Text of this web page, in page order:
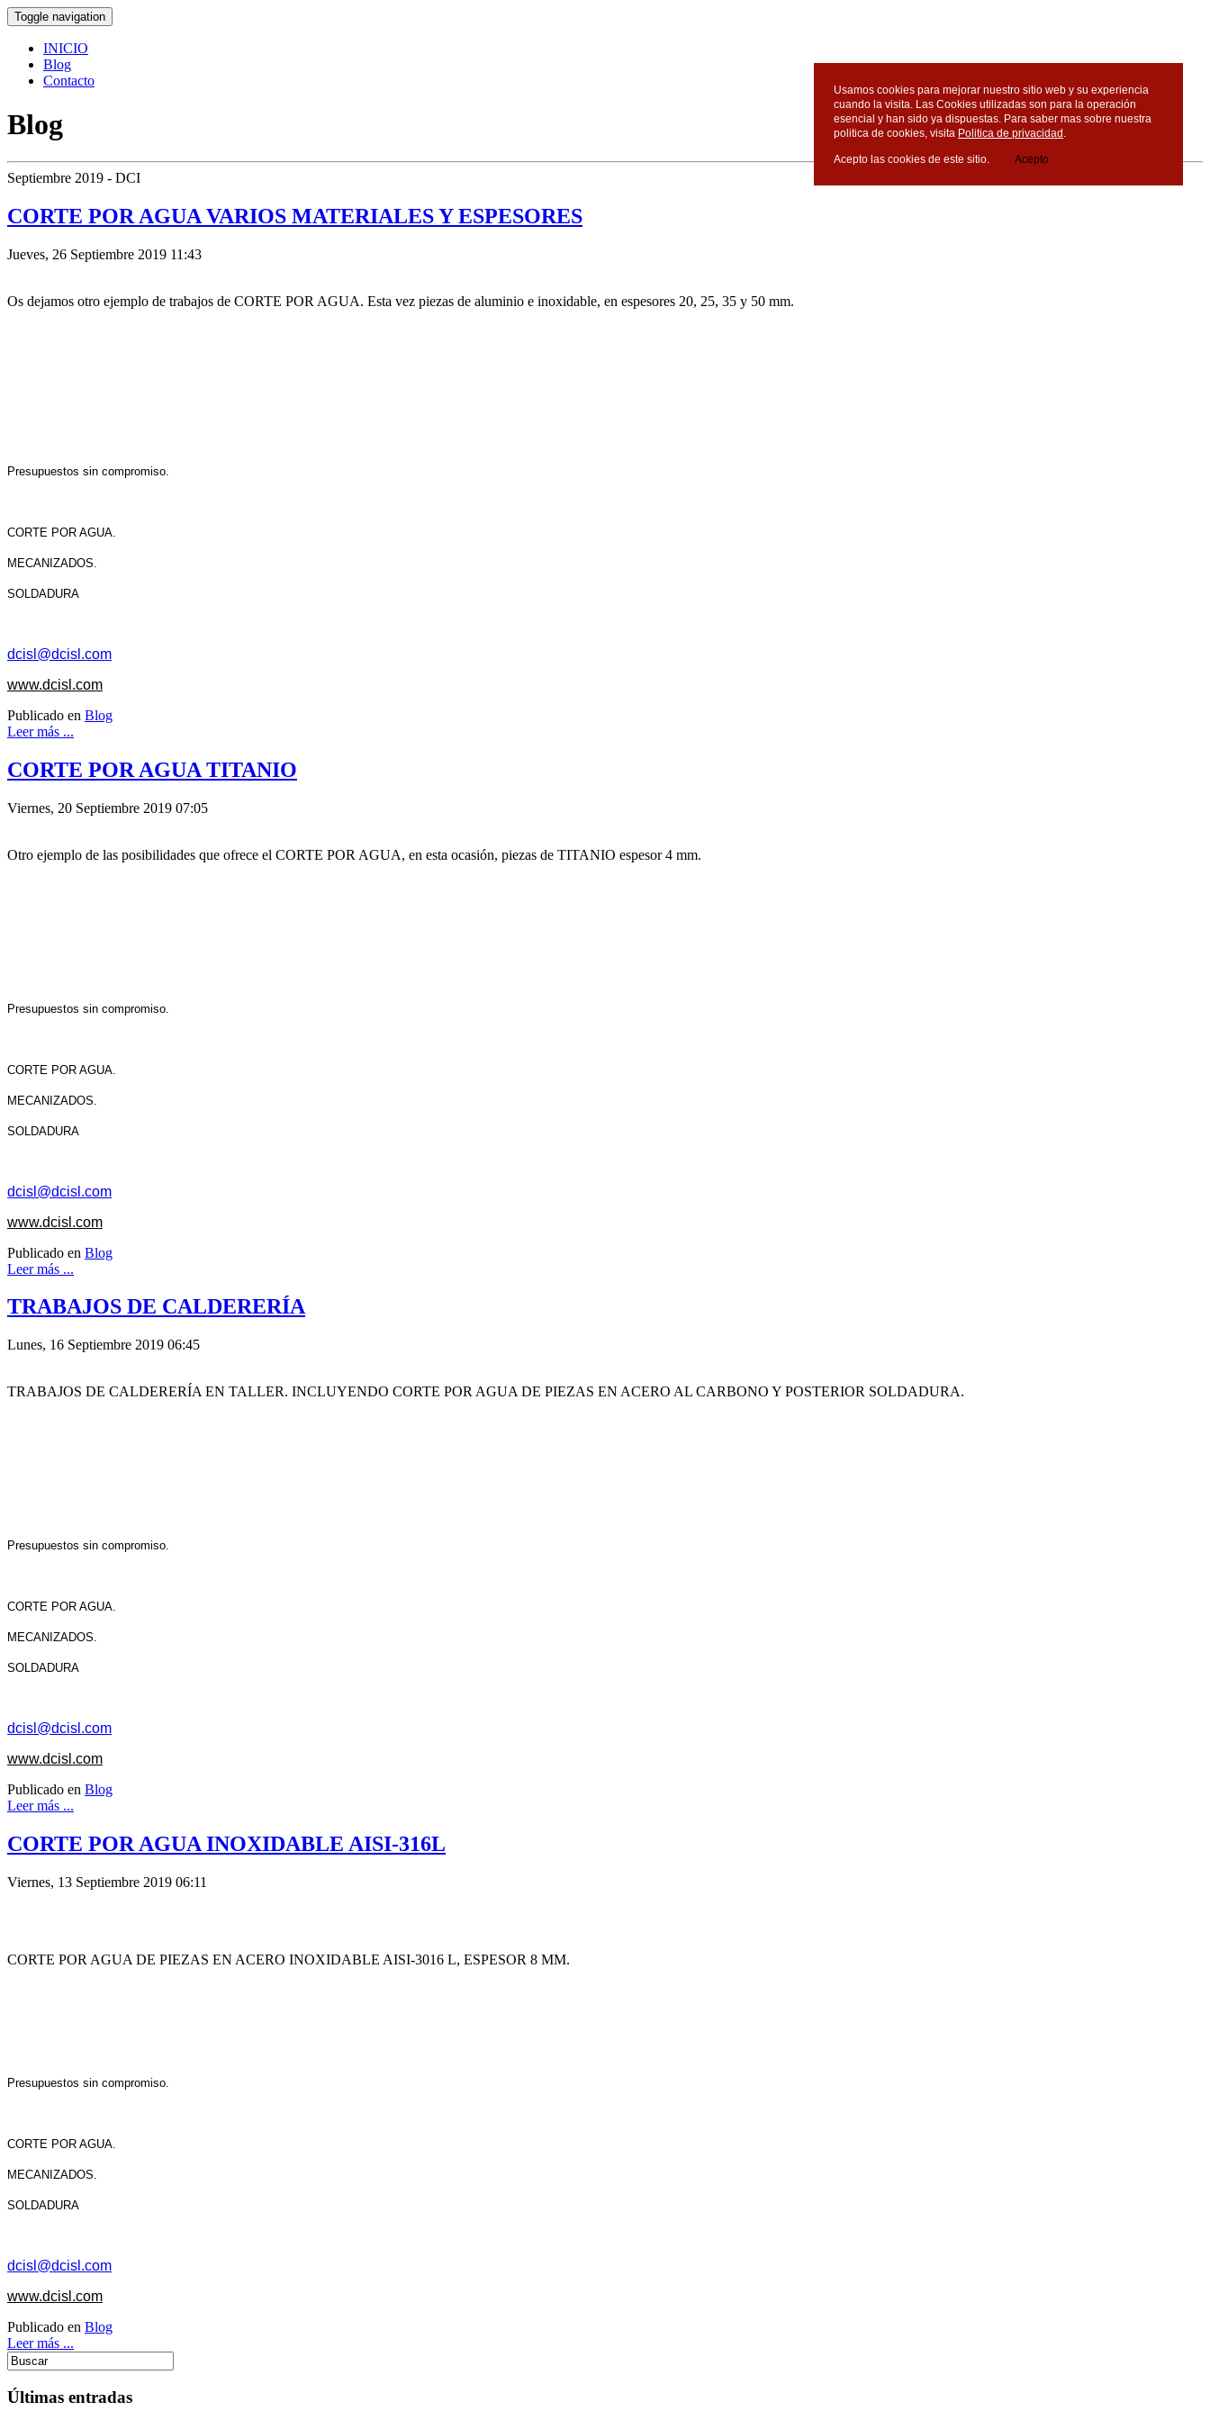
Toggle navigation
INICIO
Blog
Contacto
Blog
Septiembre 2019 - DCI
CORTE POR AGUA VARIOS MATERIALES Y ESPESORES
Jueves, 26 Septiembre 2019 11:43
Os dejamos otro ejemplo de trabajos de CORTE POR AGUA. Esta vez piezas de aluminio e inoxidable, en espesores 20, 25, 35 y 50 mm.
Presupuestos sin compromiso.
CORTE POR AGUA.
MECANIZADOS.
SOLDADURA
dcisl@dcisl.com
www.dcisl.com
Publicado en Blog
Leer más ...
CORTE POR AGUA TITANIO
Viernes, 20 Septiembre 2019 07:05
Otro ejemplo de las posibilidades que ofrece el CORTE POR AGUA, en esta ocasión, piezas de TITANIO espesor 4 mm.
Presupuestos sin compromiso.
CORTE POR AGUA.
MECANIZADOS.
SOLDADURA
dcisl@dcisl.com
www.dcisl.com
Publicado en Blog
Leer más ...
TRABAJOS DE CALDERERÍA
Lunes, 16 Septiembre 2019 06:45
TRABAJOS DE CALDERERÍA EN TALLER. INCLUYENDO CORTE POR AGUA DE PIEZAS EN ACERO AL CARBONO Y POSTERIOR SOLDADURA.
Presupuestos sin compromiso.
CORTE POR AGUA.
MECANIZADOS.
SOLDADURA
dcisl@dcisl.com
www.dcisl.com
Publicado en Blog
Leer más ...
CORTE POR AGUA INOXIDABLE AISI-316L
Viernes, 13 Septiembre 2019 06:11
CORTE POR AGUA DE PIEZAS EN ACERO INOXIDABLE AISI-3016 L, ESPESOR 8 MM.
Presupuestos sin compromiso.
CORTE POR AGUA.
MECANIZADOS.
SOLDADURA
dcisl@dcisl.com
www.dcisl.com
Publicado en Blog
Leer más ...
Últimas entradas
Usamos cookies para mejorar nuestro sitio web y su experiencia
cuando la visita. Las Cookies utilizadas son para la operación
esencial y han sido ya dispuestas. Para saber mas sobre nuestra
politica de cookies, visita Politica de privacidad .
Acepto las cookies de este sitio. Acepto